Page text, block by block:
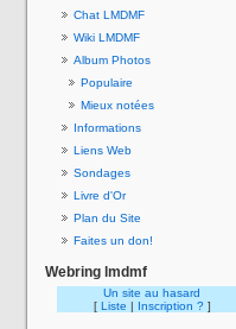
Chat LMDMF
Wiki LMDMF
Album Photos
Populaire
Mieux notées
Informations
Liens Web
Sondages
Livre d'Or
Plan du Site
Faites un don!
Webring lmdmf
Un site au hasard
[ Liste | Inscription ? ]